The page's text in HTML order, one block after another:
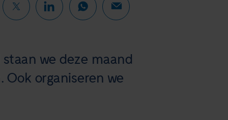
we deze maand
organiseren we